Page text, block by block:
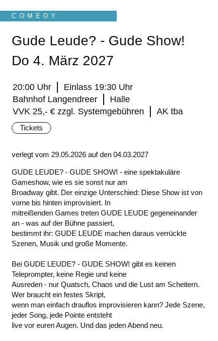
COMEDY
Gude Leude? - Gude Show!
Do 4. März 2027
20:00 Uhr
Einlass 19:30 Uhr
Bahnhof Langendreer
Halle
VVK 25,- € zzgl. Systemgebühren
AK tba
Tickets
verlegt vom 29.05.2026 auf den 04.03.2027
GUDE LEUDE? - GUDE SHOW! - eine spektakuläre
Gameshow, wie es sie sonst nur am
Broadway gibt. Der einzige Unterschied: Diese Show ist von
vorne bis hinten improvisiert. In
mitreißenden Games treten GUDE LEUDE gegeneinander
an - was auf der Bühne passiert,
bestimmt ihr: GUDE LEUDE machen daraus verrückte
Szenen, Musik und große Momente.
Bei GUDE LEUDE? - GUDE SHOW! gibt es keinen
Teleprompter, keine Regie und keine
Ausreden - nur Quatsch, Chaos und die Lust am Scheitern.
Wer braucht ein festes Skript,
wenn man einfach drauflos improvisieren kann? Jede Szene,
jeder Song, jede Pointe entsteht
live vor euren Augen. Und das jeden Abend neu.